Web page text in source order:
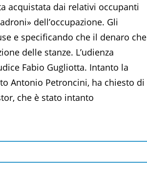
acquistata dai relativi occupanti
dell’occupazione. Gli
e specificando che il denaro che
delle stanze. L’udienza
Fabio Gugliotta. Intanto la
Antonio Petroncini, ha chiesto di
che è stato intanto